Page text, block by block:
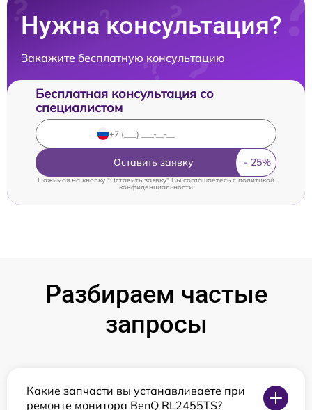
Нужна консультация?
Закажите бесплатную консультацию
Бесплатная консультация со
специалистом
Оставить заявку
Нажимая на кнопку "Оставить заявку" Вы соглашаетесь cполитикой
конфиденциальности
Разбираем частые
запросы
Какие запчасти вы устанавливаете при
ремонте монитора BenQ RL2455TS?